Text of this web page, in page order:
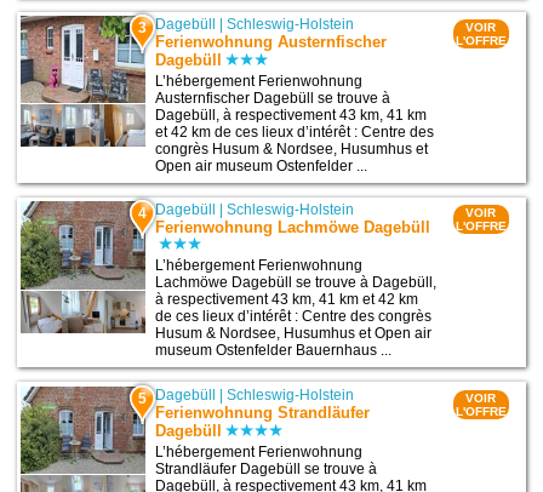
3 Dagebüll |Schleswig-Holstein
Ferienwohnung Austernfischer
Dagebüll
L’hébergement Ferienwohnung
Austernfischer Dagebüll se trouve à
Dagebüll, à respectivement 43 km, 41 km
et 42 km de ces lieux d’intérêt : Centre des
congrès Husum & Nordsee, Husumhus et
Open air museum Ostenfelder ...
VOIR
L'OFFRE
4 Dagebüll |Schleswig-Holstein
Ferienwohnung Lachmöwe Dagebüll
L’hébergement Ferienwohnung
Lachmöwe Dagebüll se trouve à Dagebüll,
à respectivement 43 km, 41 km et 42 km
de ces lieux d’intérêt : Centre des congrès
Husum & Nordsee, Husumhus et Open air
museum Ostenfelder Bauernhaus ...
VOIR
L'OFFRE
5 Dagebüll |Schleswig-Holstein
Ferienwohnung Strandläufer
Dagebüll
L’hébergement Ferienwohnung
Strandläufer Dagebüll se trouve à
Dagebüll, à respectivement 43 km, 41 km
VOIR
L'OFFRE